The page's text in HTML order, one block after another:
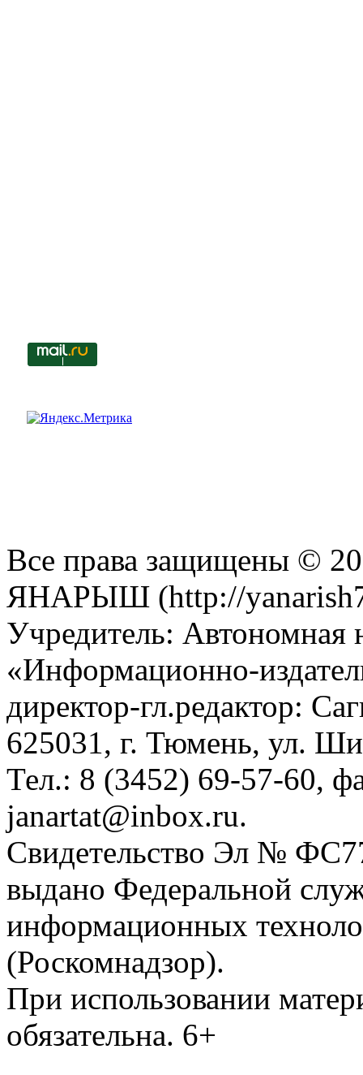
Все права защищены ©
ЯНАРЫШ (http://
Учредитель: Автономная
«Информационно-
директор-гл.редактор:
625031, г. Тюмень, ул.
Тел.: 8 (3452) 69-57-60,
janartat@inbox.ru.
Свидетельство Эл №
выдано Федеральной
информационных
(Роскомнадзор).
При использовании
обязательна. 6+